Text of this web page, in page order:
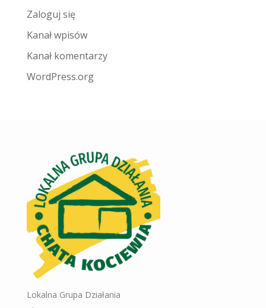
Zaloguj się
Kanał wpisów
Kanał komentarzy
WordPress.org
Lokalna Grupa Działania